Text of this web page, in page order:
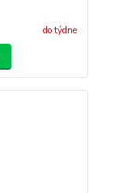
do týdne